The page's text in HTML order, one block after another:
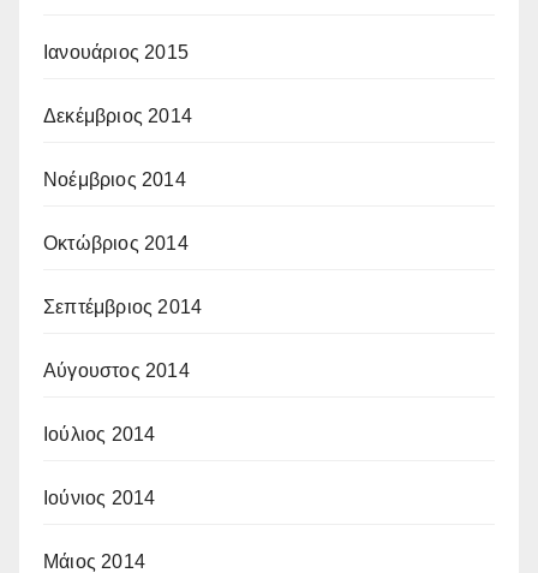
Ιανουάριος 2015
Δεκέμβριος 2014
Νοέμβριος 2014
Οκτώβριος 2014
Σεπτέμβριος 2014
Αύγουστος 2014
Ιούλιος 2014
Ιούνιος 2014
Μάιος 2014